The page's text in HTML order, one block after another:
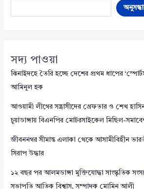
সদ্য পাওয়া
ঝিনাইদহে তৈরি হচ্ছে দেশের প্রথম ধাপের ‘স্পোর্টস
আমিনুল হক
আওয়ামী লীগের সন্ত্রাসীদের গ্রেফতার ও শেখ
চুয়াডাঙ্গায় বিএনপির মোটরসাইকেল মিছিল-
জীবননগর সীমান্ত এলাকা থেকে আসামীবিহীন
সিরাপ উদ্ধার
১২ বছর পর আলমডাঙ্গা মুক্তিযোদ্ধা সাংস্কৃতিক
সভাপতি আতিক বিশ্বাস, সম্পাদক মোমিন আলী